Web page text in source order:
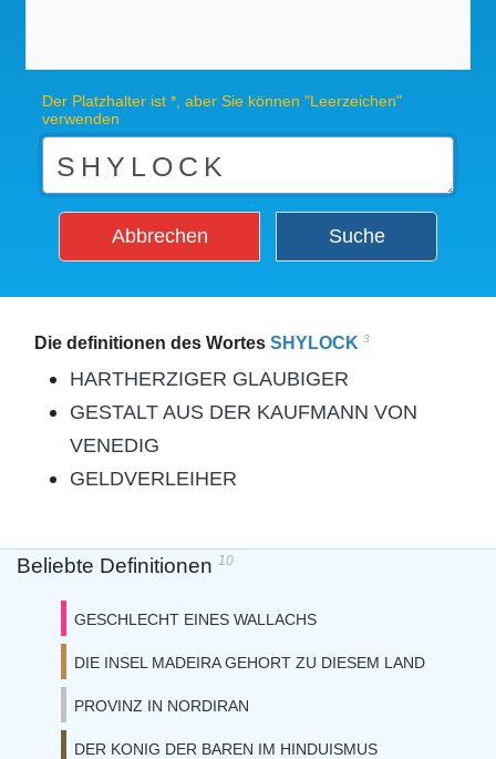
Der Platzhalter ist *, aber Sie können "Leerzeichen"
verwenden
Abbrechen Suche
Die definitionen des Wortes SHYLOCK 3
HARTHERZIGER GLAUBIGER
GESTALT AUS DER KAUFMANN VON
VENEDIG
GELDVERLEIHER
Beliebte Definitionen 10
GESCHLECHT EINES WALLACHS
DIE INSEL MADEIRA GEHORT ZU DIESEM LAND
PROVINZ IN NORDIRAN
DER KONIG DER BAREN IM HINDUISMUS